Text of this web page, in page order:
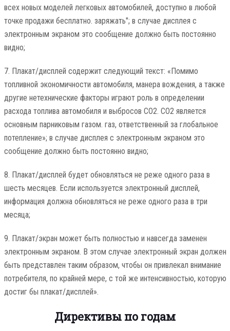
всех новых моделей легковых автомобилей, доступно в любой
точке продажи бесплатно. заряжать"; в случае дисплея с
электронным экраном это сообщение должно быть постоянно
видно;
7. Плакат/дисплей содержит следующий текст: «Помимо
топливной экономичности автомобиля, манера вождения, а также
другие нетехнические факторы играют роль в определении
расхода топлива автомобиля и выбросов CO2. CO2 является
основным парниковым газом. газ, ответственный за глобальное
потепление»; в случае дисплея с электронным экраном это
сообщение должно быть постоянно видно;
8. Плакат/дисплей будет обновляться не реже одного раза в
шесть месяцев. Если используется электронный дисплей,
информация должна обновляться не реже одного раза в три
месяца;
9. Плакат/экран может быть полностью и навсегда заменен
электронным экраном. В этом случае электронный экран должен
быть представлен таким образом, чтобы он привлекал внимание
потребителя, по крайней мере, с той же интенсивностью, которую
достиг бы плакат/дисплей».
Директивы по годам